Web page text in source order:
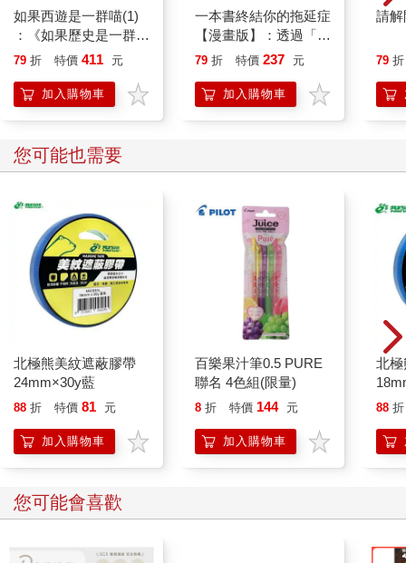
得是演技拙劣的美男演員的表情。根本沒在悲痛，那是虛假的表
情。船，已輕快離岸。而船的出航，必定帶著些許希望。我已不
知如何是好。我現在什麼都沒在想，只打算委身於這艘船前進。
那天，我立即向母親坦白。以平靜到自己都覺得不可思議的態度
說：
沒有任何理由，也不是突然珍惜自己的生命。只是到昨天為止，
硬是裝出的裝模作樣消失了。
授，對於數字的計算或許很厲害，但從來沒管過帳算過錢。我家
一直很窮，所以我也不冀望能有奢侈的療養生活。就這一點而
言，這所簡樸的「健康道場」也非常適合我。我沒有任何不滿。
據說待六個月就會痊癒。我住進來以後，沒有咳過血，甚至連血
痰都沒有。所以我早就忘記我在生病。這所道場的場長說，「忘
記自己在生病」是痊癒的捷徑。他是個有點怪的人，竟把療養結
核病的醫院取名為「健康道場」，還發明了特殊療法來因應戰時
糧食與藥品的短缺，激勵了許多住院患者。總之這是一間很另類
的醫院，每天都發生很多趣事，等下次寫信再慢慢告訴你。
關於我的事，你真的不必擔心。那麼，請你也多保重。
昭和二十年八月二十五日
如果西遊是一群喵(1)
：《如果歷史是一群
喵》作者最新力作，附
79 折 特價 411 元
加入購物車
一本書終結你的拖延症
【漫畫版】：透過「小
行動」打開大腦的行動
「行動派」的37個科
學方法
79 折 特價 237 元
加入購物車
請解
79 折
您可能也需要
北極熊美紋遮蔽膠帶
24mm×30y藍
88 折 特價 81 元
加入購物車
百樂果汁筆0.5 PURE
聯名 4色組(限量)
8 折 特價 144 元
加入購物車
北
88 折
您可能會喜歡